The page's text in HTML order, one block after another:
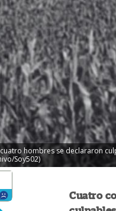
hombres se declararon
Soy502)
Cuatro